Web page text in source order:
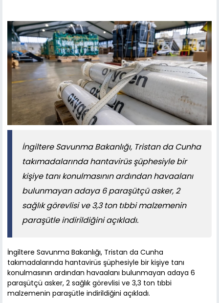
İngiltere Savunma Bakanlığı, Tristan da Cunha
takımadalarında hantavirüs şüphesiyle bir
kişiye tanı konulmasının ardından havaalanı
bulunmayan adaya 6 paraşütçü asker, 2
sağlık görevlisi ve 3,3 ton tıbbi malzemenin
paraşütle indirildiğini açıkladı.
İngiltere Savunma Bakanlığı, Tristan da Cunha
takımadalarında hantavirüs şüphesiyle bir kişiye tanı
konulmasının ardından havaalanı bulunmayan adaya 6
paraşütçü asker, 2 sağlık görevlisi ve 3,3 ton tıbbi
malzemenin paraşütle indirildiğini açıkladı.